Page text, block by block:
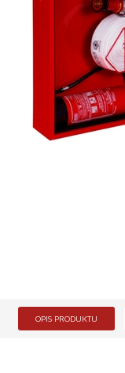
OPIS PRODUKTU